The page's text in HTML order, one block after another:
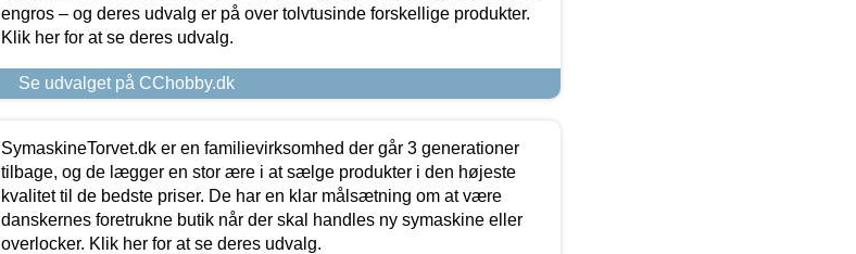
engros – og deres udvalg er på over tolvtusinde forskellige produkter.
Klik her for at se deres udvalg.
Se udvalget på CChobby.dk
SymaskineTorvet.dk er en familievirksomhed der går 3 generationer
tilbage, og de lægger en stor ære i at sælge produkter i den højeste
kvalitet til de bedste priser. De har en klar målsætning om at være
danskernes foretrukne butik når der skal handles ny symaskine eller
overlocker. Klik her for at se deres udvalg.